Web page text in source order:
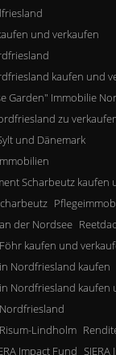
und verkaufen
kaufen und
Garden" Immobilie
zu
und Dänemark
Scharbeutz kaufen
der Nordsee
kaufen und
Nordfriesland kaufen
Nordfriesland kaufen
Lindholm
Impact Fund